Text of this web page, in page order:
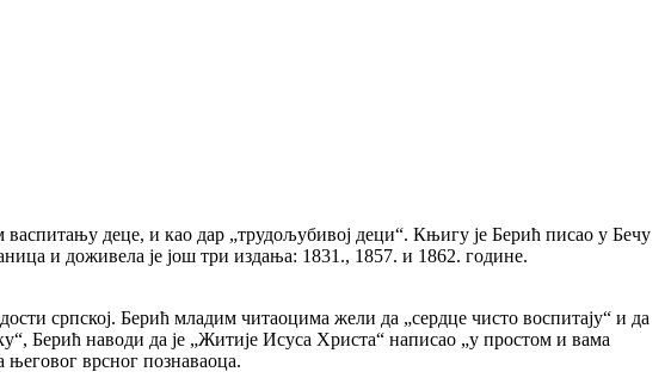
деце, и као дар „трудољубивој деци“. Књигу је Берић писао у Бечу
и доживела је још три издања: 1831., 1857. и 1862. године.
српској. Берић младим читаоцима жели да „сердце чисто воспитају“ и да
Берић наводи да је „Житије Исуса Христа“ написао „у простом и вама
његовог врсног познаваоца.